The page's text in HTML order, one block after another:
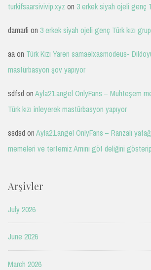
turkifsaarsivivip.xyz on 3 erkek siyah ojeli genç
damarli on 3 erkek siyah ojeli genç Türk kızı
aaon Türk Kızı Yaren samaelxasmodeus-
mastürbasyon şov yapıyor
sdfsd onAyla21.angel OnlyFans – Muhteşem
Türk kızı inleyerek mastürbasyon yapıyor
ssdsd onAyla21.angel OnlyFans – Ranzalı
memeleri ve tertemiz Amını göt deliğini
Arşivler
July 2026
June 2026
March 2026